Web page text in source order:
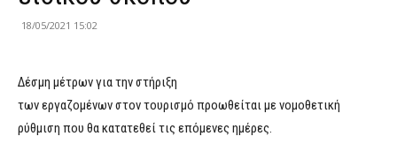
18/05/2021 15:02
Δέσμη μέτρων για την στήριξη
των εργαζομένων στον τουρισμό προωθείται με νομοθετική
ρύθμιση που θα κατατεθεί τις επόμενες ημέρες.